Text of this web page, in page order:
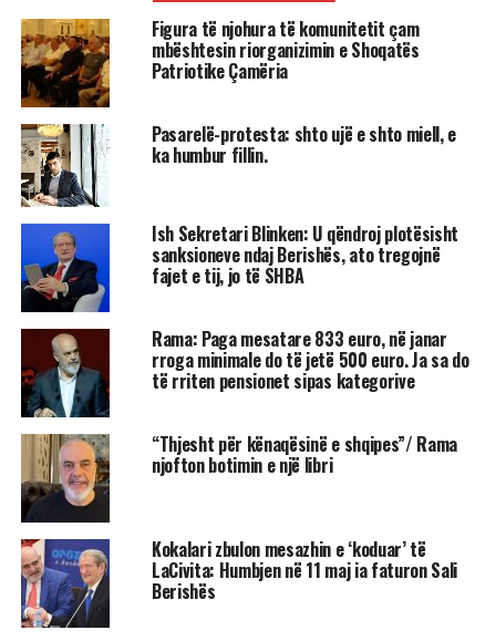
Figura të njohura të komunitetit çam
mbështesin riorganizimin e Shoqatës
Patriotike Çamëria
Pasarelë-protesta: shto ujë e shto miell, e
ka humbur fillin.
Ish Sekretari Blinken: U qëndroj plotësisht
sanksioneve ndaj Berishës, ato tregojnë
fajet e tij, jo të SHBA
Rama: Paga mesatare 833 euro, në janar
rroga minimale do të jetë 500 euro. Ja sa do
të rriten pensionet sipas kategorive
“Thjesht për kënaqësinë e shqipes”/ Rama
njofton botimin e një libri
Kokalari zbulon mesazhin e ‘koduar’ të
LaCivita: Humbjen në 11 maj ia faturon Sali
Berishës